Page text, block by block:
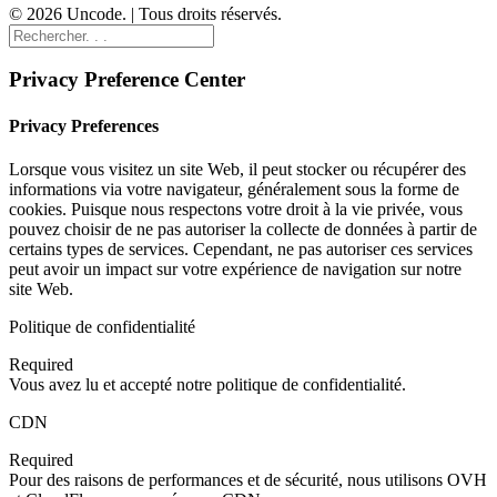
© 2026 Uncode. | Tous droits réservés.
Privacy Preference Center
Privacy Preferences
Lorsque vous visitez un site Web, il peut stocker ou récupérer des
informations via votre navigateur, généralement sous la forme de
cookies. Puisque nous respectons votre droit à la vie privée, vous
pouvez choisir de ne pas autoriser la collecte de données à partir de
certains types de services. Cependant, ne pas autoriser ces services
peut avoir un impact sur votre expérience de navigation sur notre
site Web.
Politique de confidentialité
Required
Vous avez lu et accepté notre politique de confidentialité.
CDN
Required
Pour des raisons de performances et de sécurité, nous utilisons OVH